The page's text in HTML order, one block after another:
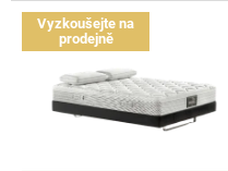
Vyzkoušejte na
prodejně